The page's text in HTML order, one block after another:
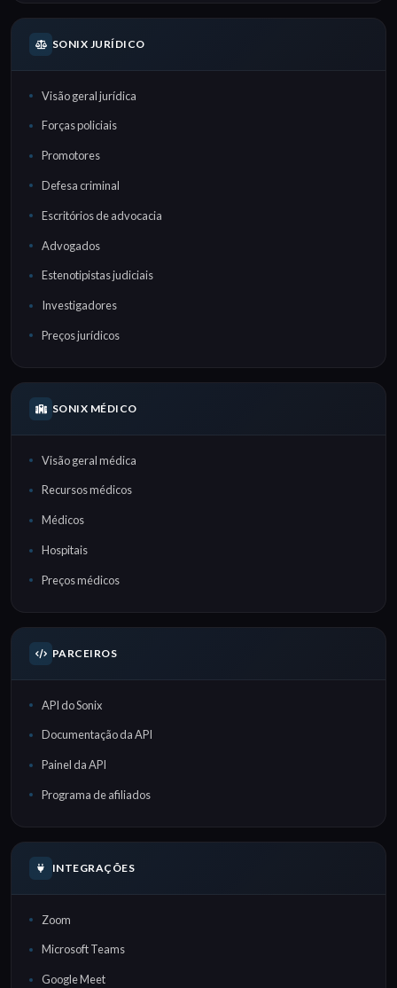
SONIX JURÍDICO
Visão geral jurídica
Forças policiais
Promotores
Defesa criminal
Escritórios de advocacia
Advogados
Estenotipistas judiciais
Investigadores
Preços jurídicos
SONIX MÉDICO
Visão geral médica
Recursos médicos
Médicos
Hospitais
Preços médicos
PARCEIROS
API do Sonix
Documentação da API
Painel da API
Programa de afiliados
INTEGRAÇÕES
Zoom
Microsoft Teams
Google Meet